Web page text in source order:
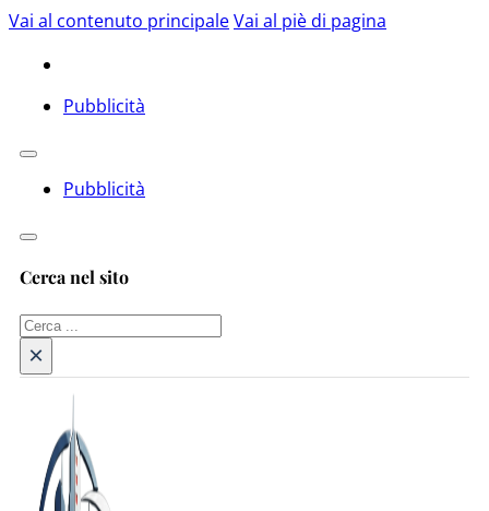
Vai al contenuto principaleVai al piè di pagina
Pubblicità
Pubblicità
Cerca nel sito
Cerca
×